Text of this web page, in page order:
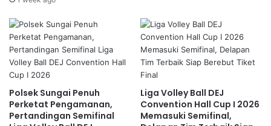
Polsek Sungai Penuh
Perketat Pengamanan,
Pertandingan Semifinal
Liga Volley Ball DEJ
Convention Hall Cup I 2026
Memasuki Semifinal,